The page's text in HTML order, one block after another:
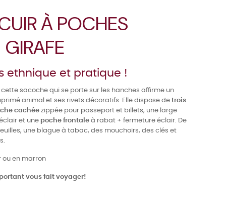
À POCHES
ethnique et pratique !
cette sacoche qui se porte sur les hanches affirme un
animal et ses rivets décoratifs. Elle dispose de trois
cachée zippée pour passeport et billets, une large
et une poche frontale à rabat + fermeture éclair. De
une blague à tabac, des mouchoirs, des clés et
ou en marron
vous fait voyager!